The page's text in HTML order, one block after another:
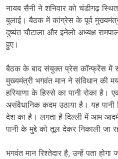
नायब सैनी ने शनिवार को चंडीगढ़
बुलाई। बैठक में कांग्रेस के पूर्व
दुष्यंत चौटाला और इनेलो अध्यक्ष
हुए।
बैठक के बाद संयुक्त प्रेस कॉन्फ्रेंस में
मुख्यमंत्री भगवंत मान ने संविधान की
हरियाणा के हिस्से का पानी रोका है।
असंवैधानिक कदम उठाया है। यह पानी
देश का है। लगता है दिल्ली में आम आदमी
पानी के मुद्दे को तूल देकर निकाली जा
भगवंत मान रिश्तेदार है, उन्हें पता